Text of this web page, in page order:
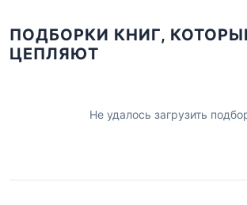
ПОДБОРКИ КНИГ,
ЦЕПЛЯЮТ
Не удалось загрузить